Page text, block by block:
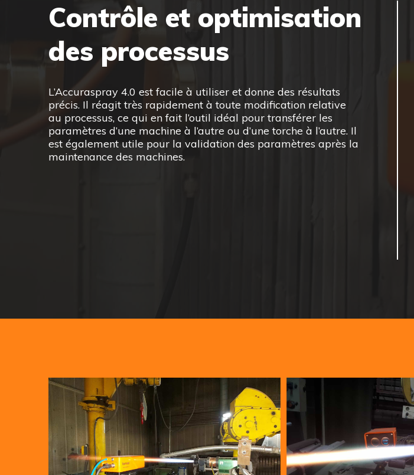
Contrôle et optimisation
des processus
L’Accuraspray 4.0 est facile à utiliser et donne des résultats
précis. Il réagit très rapidement à toute modification relative
au processus, ce qui en fait l’outil idéal pour transférer les
paramètres d’une machine à l’autre ou d’une torche à l’autre. Il
est également utile pour la validation des paramètres après la
maintenance des machines.